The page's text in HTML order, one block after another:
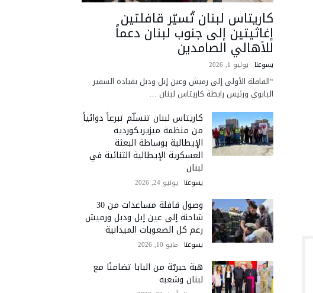
كاريتاس لبنان تُسيّر قافلتين
إغاثيتين إلى جنوب لبنان دعماً
للأهالي الصامدين
يسوعنا يوليو 1, 2026
“القافلة الأولى إلى رميش وعين إبل ودبل بقيادة السفير
البابوي ورئيس رابطة كاريتاس لبنان …
كاريتاس لبنان تتسلّم تبرعاً دوائياً
من منظمة ميزيريكورديه
الإيطالية بوساطة البعثة
العسكرية الإيطالية الثنائية في
لبنان
يسوعنا يونيو 24, 2026
وصول قافلة مساعدات من 30
شاحنة إلى عين إبل ودبل ورميش
رغم كل الصعوبات الميدانية
يسوعنا مايو 10, 2026
هبة حبريّة من البابا تضامنًا مع
لبنان وشعبه